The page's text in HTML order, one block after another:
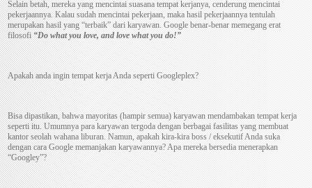
Selain betah, mereka yang mencintai suasana tempat kerjanya, cenderung mencintai
pekerjaannya. Kalau sudah mencintai pekerjaan, maka hasil pekerjaannya tentulah
merupakan hasil yang “terbaik” dari karyawan. Google benar-benar memegang erat
filosofi“Do what you love, and love what you do!”
Apakah anda ingin tempat kerja Anda seperti Googleplex?
Bisa dipastikan, bahwa mayoritas (hampir semua) karyawan mendambakan tempat kerja
seperti itu. Umumnya para karyawan tergoda dengan berbagai fasilitas yang membuat
kantor seolah wahana liburan. Namun, apakah kira-kira boss / eksekutif Anda suka
dengan cara Google memanjakan karyawannya? Apa mereka bersedia menerapkan
“Googley”?